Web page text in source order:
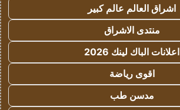
اشراق العالم عالم كبير
منتدى الاشراق
اعلانات الباك لينك 2026
اقوى رياضة
مدسن طب